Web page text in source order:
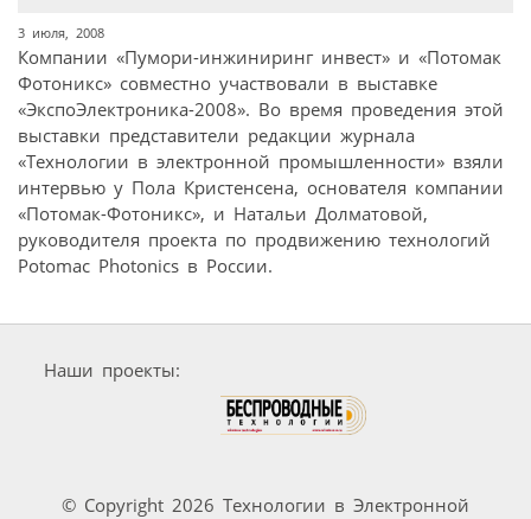
3 июля, 2008
Компании «Пумори-инжиниринг инвест» и «Потомак
Фотоникс» совместно участвовали в выставке
«ЭкспоЭлектроника-2008». Во время проведения этой
выставки представители редакции журнала
«Технологии в электронной промышленности» взяли
интервью у Пола Кристенсена, основателя компании
«Потомак-Фотоникс», и Натальи Долматовой,
руководителя проекта по продвижению технологий
Potomac Photonics в России.
Наши проекты:
© Copyright 2026 Технологии в Электронной